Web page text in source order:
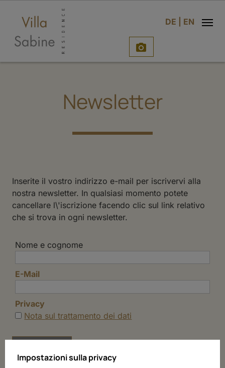
DE EN

Newsletter
Inserite il vostro indirizzo e-mail per iscrivervi alla
nostra newsletter. In qualsiasi momento potete
cancellare l\'iscrizione facendo clic sul link relativo
che si trova in ogni newsletter.
Nome e cognome
E-Mail
Privacy
Nota sul trattamento dei dati
Impostazioni sulla privacy